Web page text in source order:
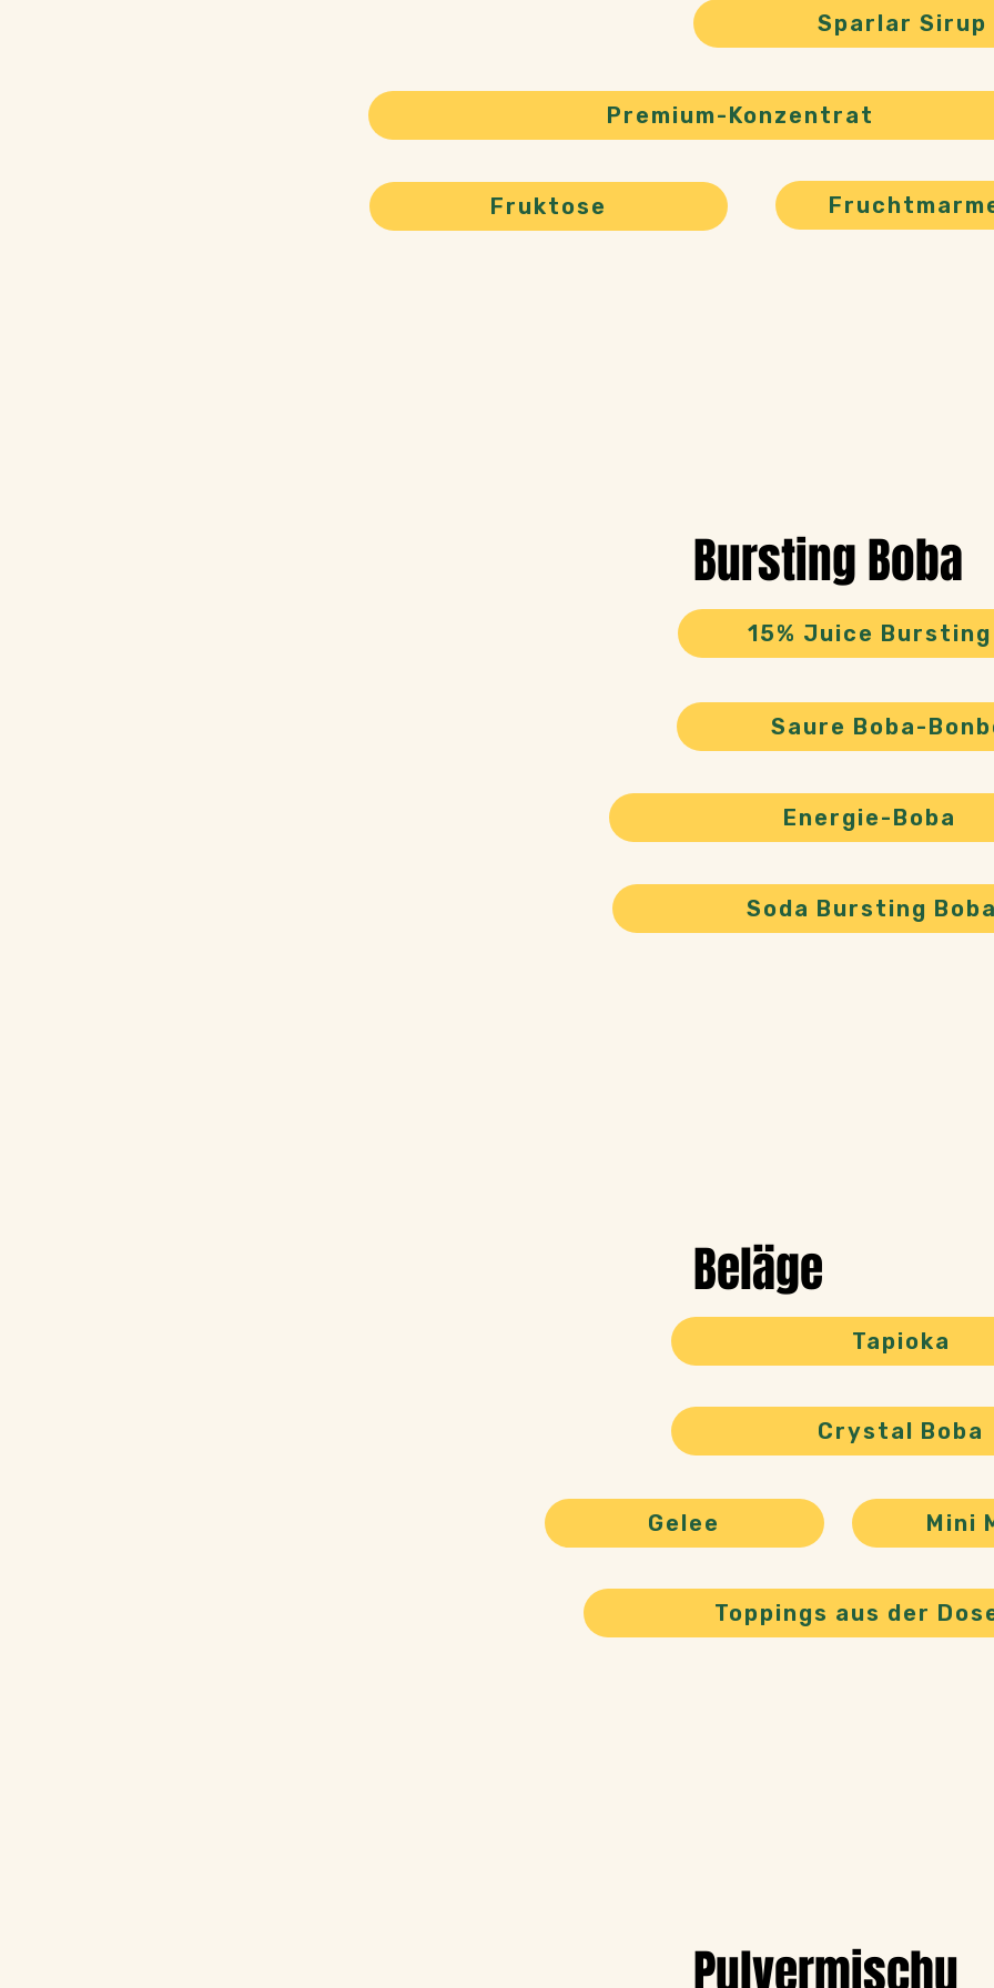
Premium-Konzentrat
Fruktose
Sparlar Sirup
Bursting Boba
Energie-Boba
15% Juice Bursting
Soda Bursting Boba
Saure Boba-
Beläge
Gelee
Tapioka
Toppings aus der
Crystal Boba
Mini
Pulvermischu